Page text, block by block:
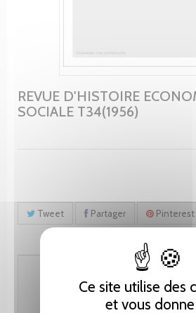
Ce site utilise des
et vous
REVUE D'HISTOIRE
SOCIALE T34(1956)
Tweet Partager Pinterest
102.60 CHF